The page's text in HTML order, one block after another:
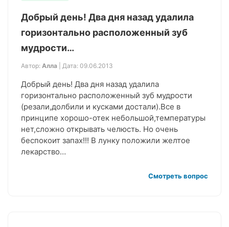
Добрый день! Два дня назад удалила
горизонтально расположенный зуб
мудрости…
Автор: Алла | Дата: 09.06.2013
Добрый день! Два дня назад удалила
горизонтально расположенный зуб мудрости
(резали,долбили и кусками достали).Все в
принципе хорошо-отек небольшой,температуры
нет,сложно открывать челюсть. Но очень
беспокоит запах!!! В лунку положили желтое
лекарство…
Смотреть вопрос